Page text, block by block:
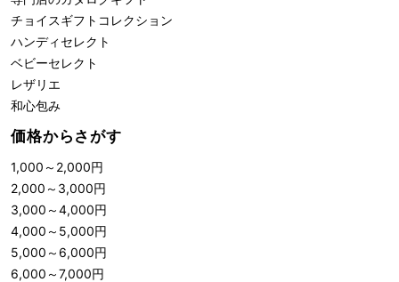
チョイスギフトコレクション
ハンディセレクト
ベビーセレクト
レザリエ
和心包み
価格からさがす
1,000 ～ 2,000円
2,000 ～ 3,000円
3,000 ～4,000円
4,000 ～ 5,000円
5,000 ～ 6,000円
6,000 ～7,000円